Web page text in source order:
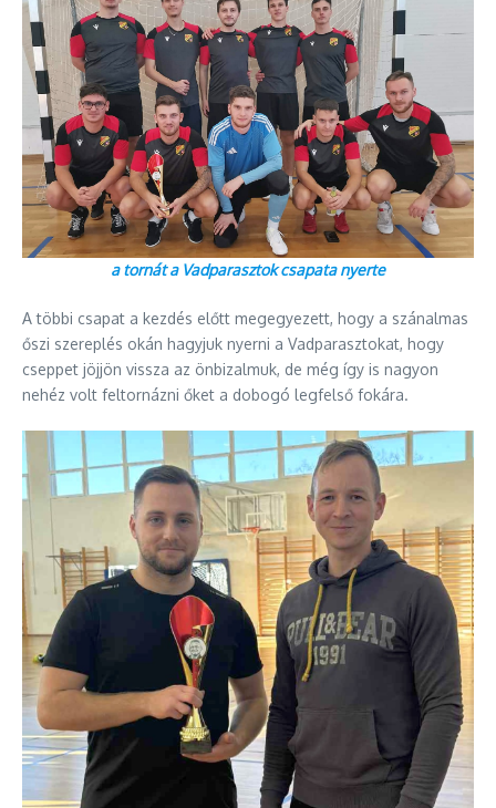
a tornát a Vadparasztok csapata nyerte
A többi csapat a kezdés előtt megegyezett, hogy a szánalmas
őszi szereplés okán hagyjuk nyerni a Vadparasztokat, hogy
cseppet jöjjön vissza az önbizalmuk, de még így is nagyon
nehéz volt feltornázni őket a dobogó legfelső fokára.